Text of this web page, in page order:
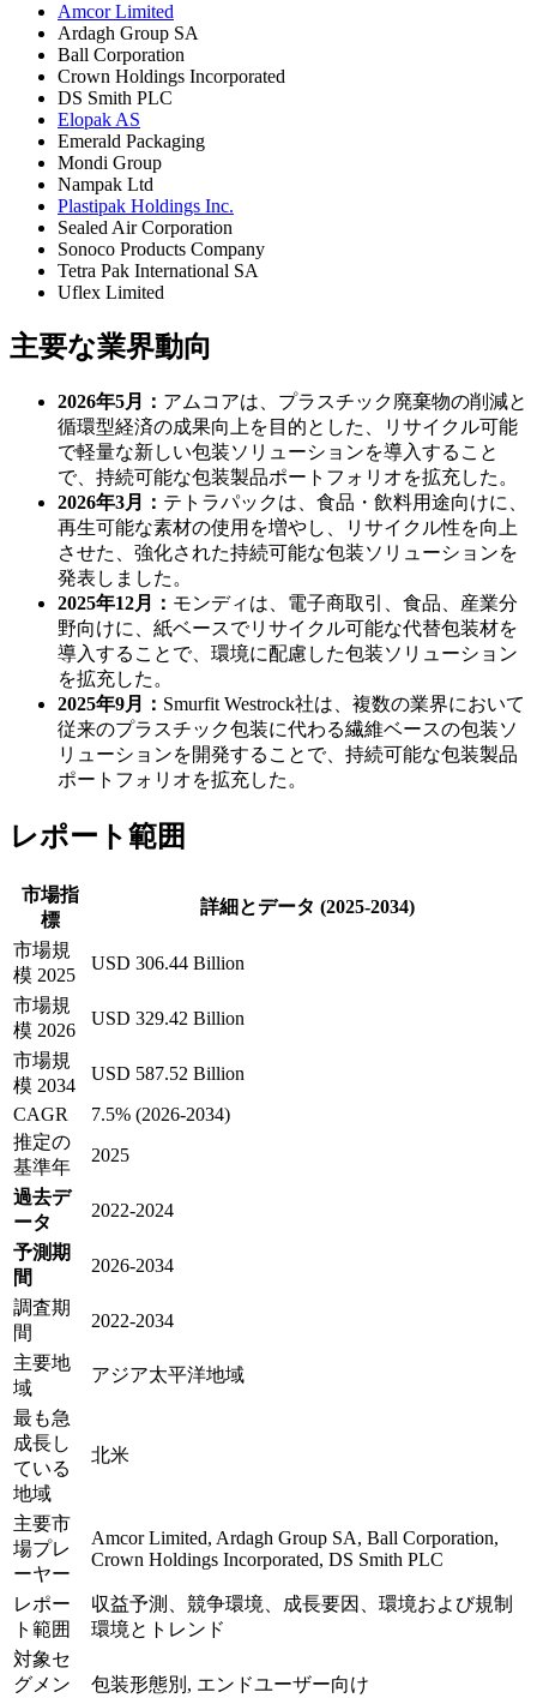
Amcor Limited
Ardagh Group SA
Ball Corporation
Crown Holdings Incorporated
DS Smith PLC
Elopak AS
Emerald Packaging
Mondi Group
Nampak Ltd
Plastipak Holdings Inc.
Sealed Air Corporation
Sonoco Products Company
Tetra Pak International SA
Uflex Limited
主要な業界動向
2026年5月： アムコアは、プラスチック廃棄物の削減と
循環型経済の成果向上を目的とした、リサイクル可能
で軽量な新しい包装ソリューションを導入すること
で、持続可能な包装製品ポートフォリオを拡充した。
2026年3月： テトラパックは、食品・飲料用途向けに、
再生可能な素材の使用を増やし、リサイクル性を向上
させた、強化された持続可能な包装ソリューションを
発表しました。
2025年12月： モンディは、電子商取引、食品、産業分
野向けに、紙ベースでリサイクル可能な代替包装材を
導入することで、環境に配慮した包装ソリューション
を拡充した。
2025年9月： Smurfit Westrock社は、複数の業界において
従来のプラスチック包装に代わる繊維ベースの包装ソ
リューションを開発することで、持続可能な包装製品
ポートフォリオを拡充した。
レポート範囲
市場指
標
詳細とデータ (2025-2034)
市場規
模 2025
USD 306.44 Billion
市場規
模 2026
USD 329.42 Billion
市場規
模 2034
USD 587.52 Billion
CAGR
7.5% (2026-2034)
推定の
基準年
2025
過去デ
ータ
2022-2024
予測期
間
2026-2034
調査期
間
2022-2034
主要地
域
アジア太平洋地域
最も急
成長し
ている
地域
北米
主要市
場プレ
ーヤー
Amcor Limited, Ardagh Group SA, Ball Corporation,
Crown Holdings Incorporated, DS Smith PLC
レポー
ト範囲
収益予測、競争環境、成長要因、環境および規制
環境とトレンド
対象セ
グメン
包装形態別, エンドユーザー向け